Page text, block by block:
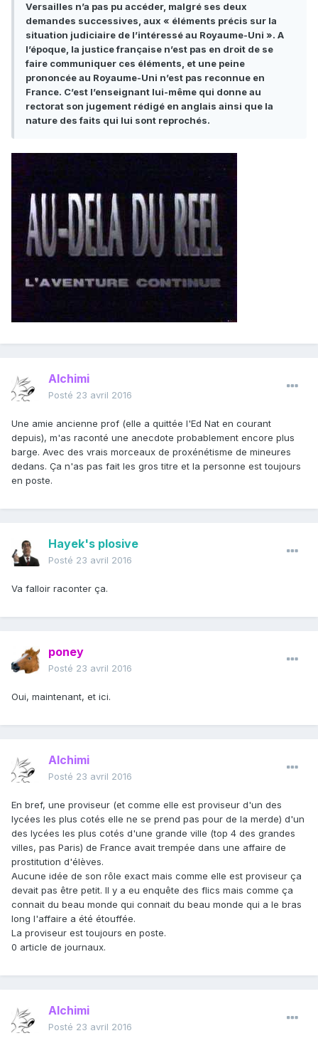
Versailles n’a pas pu accéder, malgré ses deux
demandes successives, aux « éléments précis sur la
situation judiciaire de l’intéressé au Royaume-Uni ». A
l’époque, la justice française n’est pas en droit de se
faire communiquer ces éléments, et une peine
prononcée au Royaume-Uni n’est pas reconnue en
France. C’est l’enseignant lui-même qui donne au
rectorat son jugement rédigé en anglais ainsi que la
nature des faits qui lui sont reprochés.
Alchimi
Posté 23 avril 2016
Une amie ancienne prof (elle a quittée l'Ed Nat en courant
depuis), m'as raconté une anecdote probablement encore plus
barge. Avec des vrais morceaux de proxénétisme de mineures
dedans. Ça n'as pas fait les gros titre et la personne est toujours
en poste.
Hayek's plosive
Posté 23 avril 2016
Va falloir raconter ça.
poney
Posté 23 avril 2016
Oui, maintenant, et ici.
Alchimi
Posté 23 avril 2016
En bref, une proviseur (et comme elle est proviseur d'un des
lycées les plus cotés elle ne se prend pas pour de la merde) d'un
des lycées les plus cotés d'une grande ville (top 4 des grandes
villes, pas Paris) de France avait trempée dans une affaire de
prostitution d'élèves.
Aucune idée de son rôle exact mais comme elle est proviseur ça
devait pas être petit. Il y a eu enquête des flics mais comme ça
connait du beau monde qui connait du beau monde qui a le bras
long l'affaire a été étouffée.
La proviseur est toujours en poste.
0 article de journaux.
Alchimi
Posté 23 avril 2016